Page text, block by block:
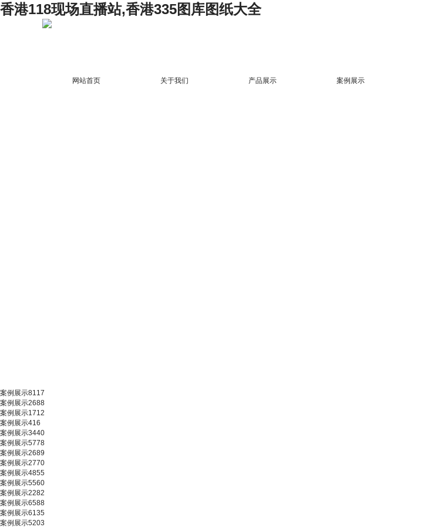
香港118现场直播站,香港335图库图纸大全
网站首页 关于我们 产品展示 案例展示
案例展示8117
案例展示2688
案例展示1712
案例展示416
案例展示3440
案例展示5778
案例展示2689
案例展示2770
案例展示4855
案例展示5560
案例展示2282
案例展示6588
案例展示6135
案例展示5203